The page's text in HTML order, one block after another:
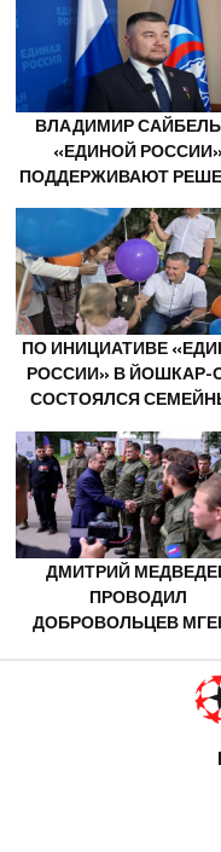
ВЛАДИМИР
«ЕДИНОЙ РОССИИ»
ПОДДЕРЖИВАЮТ
БЫВШИХ
ПОЛУЧЕНИЕ
СОЦКОНТРАКТА
ПО ИНИЦИАТИВЕ
РОССИИ» В ЙОШКАР-
СОСТОЯЛСЯ
ДМИТРИЙ
ПРОВОДИЛ
ДОБРОВОЛЬЦЕВ